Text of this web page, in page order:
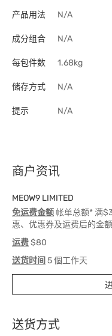
产品用法 N/A
成分组合 N/A
每包件数 1.68kg
储存方式 N/A
提示 N/A
商户资讯
MEOW9 LIMITED
免运费金额帐单总额* 满
惠、优惠券及运费后的金额
运费$80
送货时间 5 個工作天
送货方式